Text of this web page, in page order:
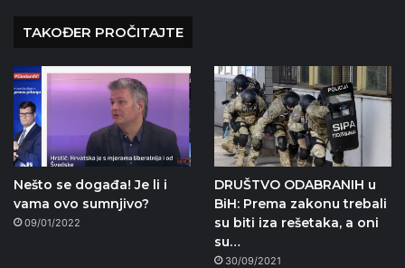
TAKOĐER PROČITAJTE
Nešto se događa! Je li i
vama ovo sumnjivo?
09/01/2022
DRUŠTVO ODABRANIH u
BiH: Prema zakonu trebali
su biti iza rešetaka, a oni
su…
30/09/2021